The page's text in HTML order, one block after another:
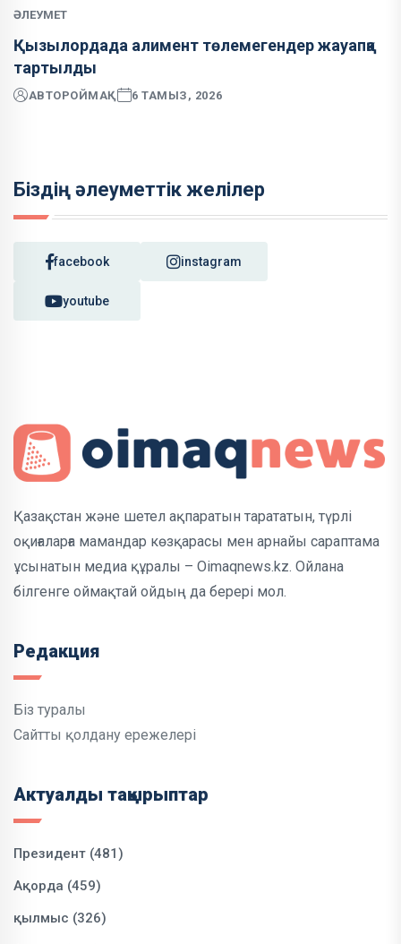
ӘЛЕУМЕТ
Қызылордада алимент төлемегендер жауапқа
тартылды
АВТОРОЙМАҚ 6 ТАМЫЗ, 2026
Біздің әлеуметтік желілер
facebook instagram
youtube
Қазақстан және шетел ақпаратын тарататын, түрлі
оқиғаларға мамандар көзқарасы мен арнайы сараптама
ұсынатын медиа құралы – Oimaqnews.kz. Ойлана
білгенге оймақтай ойдың да берері мол.
Редакция
Біз туралы
Сайтты қолдану ережелері
Актуалды тақырыптар
Президент (481)
Ақорда (459)
қылмыс (326)